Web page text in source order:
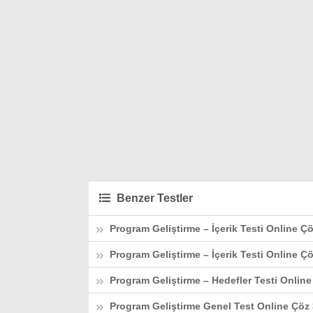
Benzer Testler
Program Geliştirme – İçerik Testi Online
Program Geliştirme – İçerik Testi Online
Program Geliştirme – Hedefler Testi Online
Program Geliştirme Genel Test Online Çöz